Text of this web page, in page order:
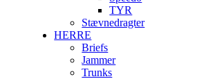
TYR
Stævnedragter
HERRE
Briefs
Jammer
Trunks